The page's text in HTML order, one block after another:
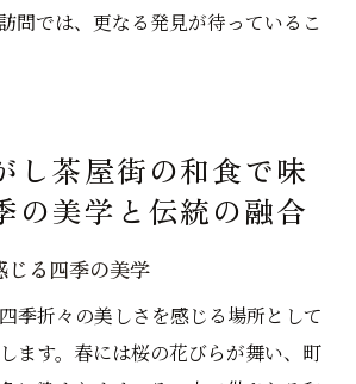
問では、更なる発見が待っているこ
し茶屋街の和食で味
の美学と伝統の融合
じる四季の美学
季折々の美しさを感じる場所として
ます。春には桜の花びらが舞い、町